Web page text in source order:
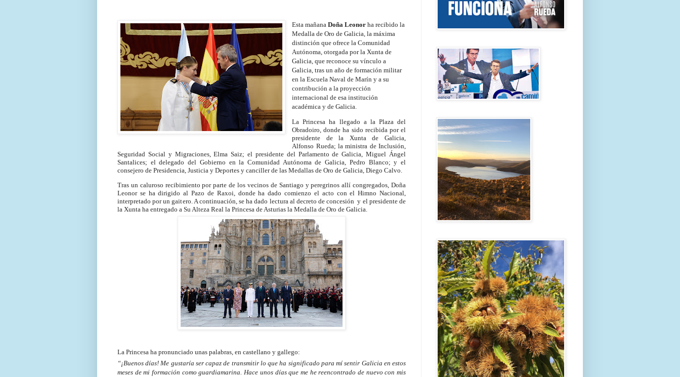
Esta mañanaDoña Leonor ha recibido la
Medalla de Oro de Galicia, la máxima
distinción que ofrece la Comunidad
Autónoma, otorgada por la Xunta de
Galicia, que reconoce su vínculo a
Galicia, tras un año de formación militar
en la Escuela Naval de Marín y a su
contribución a la proyección
internacional de esa institución
académica y de Galicia.
La Princesa ha llegado a la Plaza del
Obradoiro, donde ha sido recibida por el
presidente de la Xunta de Galicia,
Alfonso Rueda; la ministra de Inclusión,
Seguridad Social y Migraciones, Elma Saiz; el presidente del Parlamento de Galicia, Miguel Ángel
Santalices; el delegado del Gobierno en la Comunidad Autónoma de Galicia, Pedro Blanco; y el
consejero de Presidencia, Justicia y Deportes y canciller de las Medallas de Oro de Galicia, Diego Calvo.
Tras un caluroso recibimiento por parte de los vecinos de Santiago y peregrinos allí congregados, Doña
Leonor se ha dirigido al Pazo de Raxoi, donde ha dado comienzo el acto con el Himno Nacional,
interpretado por un gaitero. A continuación, se ha dado lectura al decreto de concesión y el presidente de
la Xunta ha entregado a Su Alteza Real la Princesa de Asturias la Medalla de Oro de Galicia.
La Princesa ha pronunciado unas palabras, en castellano y gallego:
“¡Buenos días! Me gustaría ser capaz de transmitir lo que ha significado para mí sentir Galicia en estos
meses de mi formación como guardiamarina. Hace unos días que me he reencontrado de nuevo con mis